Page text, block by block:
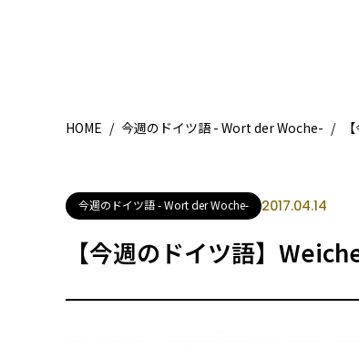
HOME / 今週のドイツ語 - Wort der Woche- /
今週のドイツ語 - Wort der Woche- 2017.04.14
【今週のドイツ語】